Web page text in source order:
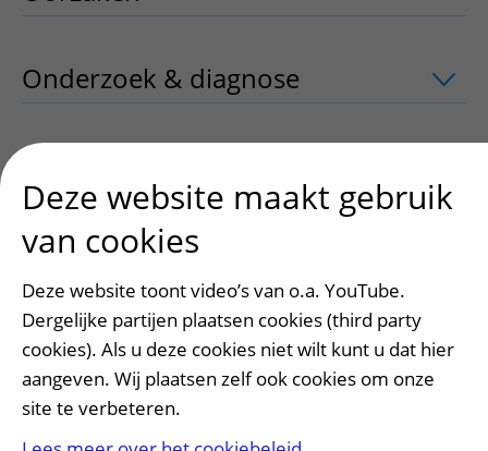
Onderzoek & diagnose uitklapper,
Leven metuitklapper, klik om te
Zorgkostenuitklapper, klik om te
Contactuitklapper, klik om te openen
Deze website maakt gebruik
van cookies
Deze website toont video’s van o.a. YouTube.
Dergelijke partijen plaatsen cookies (third party
cookies). Als u deze cookies niet wilt kunt u dat hier
aangeven. Wij plaatsen zelf ook cookies om onze
site te verbeteren.